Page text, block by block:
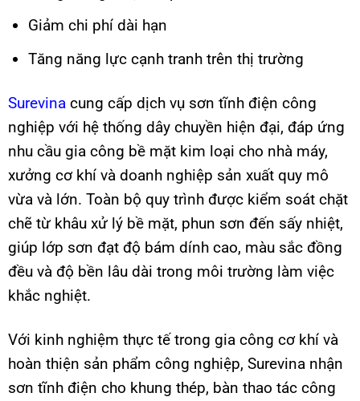
Giảm chi phí dài hạn
Tăng năng lực cạnh tranh trên thị trường
Surevina cung cấp dịch vụ sơn tĩnh điện công
nghiệp với hệ thống dây chuyền hiện đại, đáp ứng
nhu cầu gia công bề mặt kim loại cho nhà máy,
xưởng cơ khí và doanh nghiệp sản xuất quy mô
vừa và lớn. Toàn bộ quy trình được kiểm soát chặt
chẽ từ khâu xử lý bề mặt, phun sơn đến sấy nhiệt,
giúp lớp sơn đạt độ bám dính cao, màu sắc đồng
đều và độ bền lâu dài trong môi trường làm việc
khắc nghiệt.
Với kinh nghiệm thực tế trong gia công cơ khí và
hoàn thiện sản phẩm công nghiệp, Surevina nhận
sơn tĩnh điện cho khung thép, bàn thao tác công